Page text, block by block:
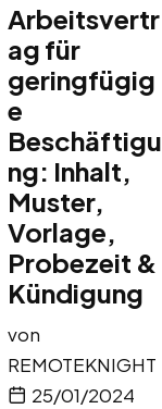
Arbeitsvertr
ag für
geringfügig
e
Beschäftigu
ng: Inhalt,
Muster,
Vorlage,
Probezeit &
Kündigung
von
REMOTEKNIGHT
25/01/2024